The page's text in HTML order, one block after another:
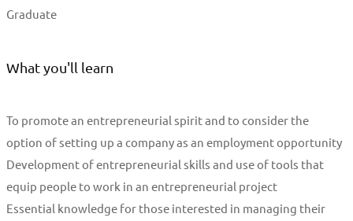
Graduate
What you'll learn
To promote an entrepreneurial spirit and to consider the
option of setting up a company as an employment opportunity
Development of entrepreneurial skills and use of tools that
equip people to work in an entrepreneurial project
Essential knowledge for those interested in managing their